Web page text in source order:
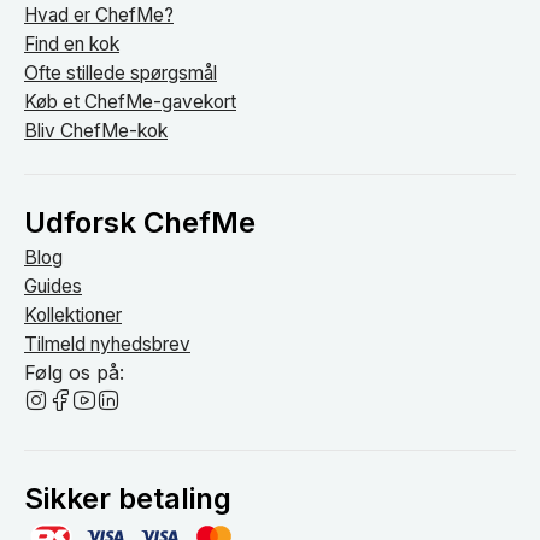
Hvad er ChefMe?
Find en kok
Ofte stillede spørgsmål
Køb et ChefMe-gavekort
Bliv ChefMe-kok
Udforsk ChefMe
Blog
Guides
Kollektioner
Tilmeld nyhedsbrev
Følg os på:
Sikker betaling